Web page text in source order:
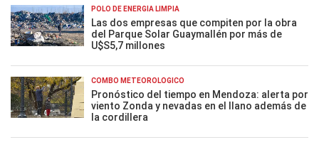
POLO DE ENERGÍA LIMPIA
Las dos empresas que compiten por la obra
del Parque Solar Guaymallén por más de
U$S5,7 millones
COMBO METEOROLÓGICO
Pronóstico del tiempo en Mendoza: alerta por
viento Zonda y nevadas en el llano además de
la cordillera